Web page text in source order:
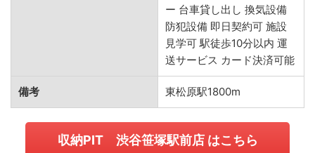
ー 台車貸し出し 換気設備
防犯設備 即日契約可 施設
見学可 駅徒歩10分以内 運
送サービス カード決済可能
備考 東松原駅1800m
収納PIT 渋谷笹塚駅前店 はこちら